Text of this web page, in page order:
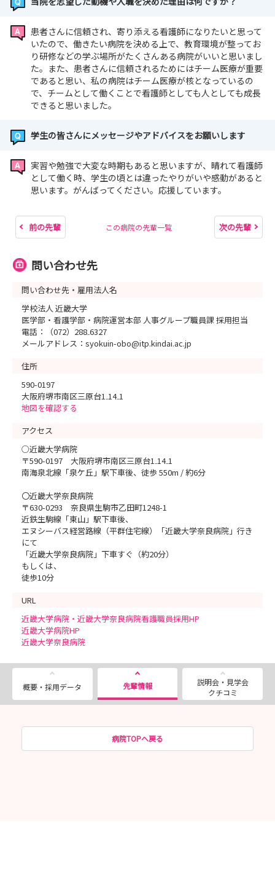
患者さんに信頼され、寄り添える看護師になりたいと思って
いたので、働きたい病院を決める上で、教育環境が整ってお
り研修などの学ぶ場所がたくさんある病院がいいと思いまし
た。また、患者さんに信頼されるためにはチーム医療が重要
であると思い、私の病院はチーム医療が核となっているの
で、チームとして働くことで看護師としても人としても成長
できると思いました。
学生の皆さんにメッセージやアドバイスをお願いします
実習や勉強で大変な時期もあると思いますが、晴れて看護師
として働く時、学生の頃とは違ったやりがいや感動があると
思います。がんばってください。応援しています。
前の先輩 この病院の先輩一覧 次の先輩
問い合わせ先
問い合わせ先・雇用法人名
学校法人 近畿大学
医学部・看護学部・病院運営本部 人事グループ職員課 採用担当
電話：（072）288₋6327
メールアドレス：syokuin-obo@itp.kindai.ac.jp
住所
590-0197
大阪府堺市南区三原台1₋14₋1
地図を確認する
アクセス
○近畿大学病院
〒590-0197 大阪府堺市南区三原台1₋14₋1
南海泉北線「泉ケ丘」駅下車後、徒歩 550m / 約6分
〇近畿大学奈良病院
〒630-0293 奈良県生駒市乙田町1248-1
近鉄生駒線「東山」駅下車後、
エヌシーバス経営路線（平群住宅線）「近畿大学奈良病院」行き
にて
「近畿大学奈良病院」下車すぐ（約20分）
もしくは、
徒歩10分
URL
近畿大学病院・近畿大学奈良病院看護職員採用HP
近畿大学病院HP
近畿大学奈良病院
概要・採用データ 先輩情報
説明会・見学会
クチコミ
病院TOPへ戻る